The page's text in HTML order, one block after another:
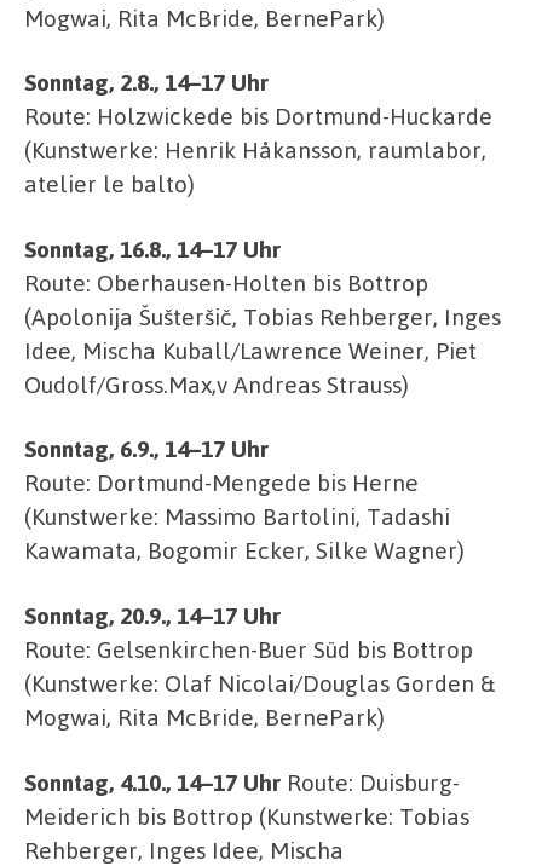
Mogwai, Rita McBride, BernePark)
Sonntag, 2.8., 14–17 Uhr
Route: Holzwickede bis Dortmund-Huckarde
(Kunstwerke: Henrik Håkansson, raumlabor,
atelier le balto)
Sonntag, 16.8., 14–17 Uhr
Route: Oberhausen-Holten bis Bottrop
(Apolonija Šušteršič, Tobias Rehberger, Inges
Idee, Mischa Kuball/Lawrence Weiner, Piet
Oudolf/Gross.Max,v Andreas Strauss)
Sonntag, 6.9., 14–17 Uhr
Route: Dortmund-Mengede bis Herne
(Kunstwerke: Massimo Bartolini, Tadashi
Kawamata, Bogomir Ecker, Silke Wagner)
Sonntag, 20.9., 14–17 Uhr
Route: Gelsenkirchen-Buer Süd bis Bottrop
(Kunstwerke: Olaf Nicolai/Douglas Gorden &
Mogwai, Rita McBride, BernePark)
Sonntag, 4.10., 14–17 Uhr Route: Duisburg-
Meiderich bis Bottrop (Kunstwerke: Tobias
Rehberger, Inges Idee, Mischa